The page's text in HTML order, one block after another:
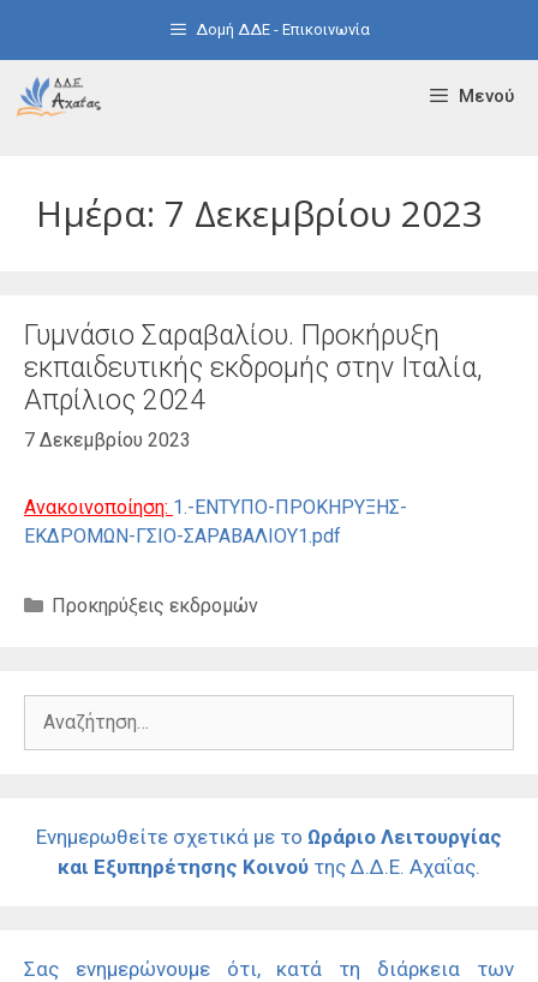
Δομή ΔΔΕ - Επικοινωνία
Μενού
Ημέρα: 7 Δεκεμβρίου 2023
Γυμνάσιο Σαραβαλίου. Προκήρυξη
εκπαιδευτικής εκδρομής στην Ιταλία,
Απρίλιος 2024
7 Δεκεμβρίου 2023
Ανακοινοποίηση: 1.-ΕΝΤΥΠΟ-ΠΡΟΚΗΡΥΞΗΣ-
ΕΚΔΡΟΜΩΝ-ΓΣΙΟ-ΣΑΡΑΒΑΛΙΟΥ1.pdf
Κατηγορίες
Προκηρύξεις εκδρομών
Αναζήτηση
Ενημερωθείτε σχετικά με το Ωράριο Λειτουργίας
και Εξυπηρέτησης Κοινού της Δ.Δ.Ε. Αχαΐας.
Σας ενημερώνουμε ότι, κατά τη διάρκεια των